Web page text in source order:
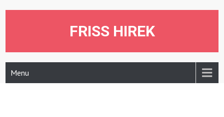
FRISS HIREK
Menu